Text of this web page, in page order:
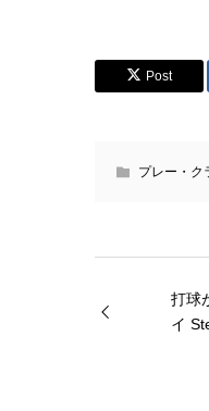
Post
プレー・ク
打球
イ